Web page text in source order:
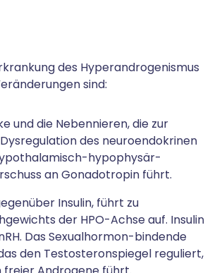
des Hyperandrogenismus
sind:
und die Nebennieren, die zur
des neuroendokrinen
hypophysär-
an Gonadotropin führt.
Insulin, führt zu
der HPO-Achse auf. Insulin
Das Sexualhormon-bindende
den Testosteronspiegel reguliert,